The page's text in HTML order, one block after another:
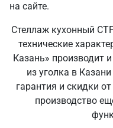
на сайте.
Стеллаж кухонный
технические
Казань» производит
из уголка в
гарантия и скидки
производство